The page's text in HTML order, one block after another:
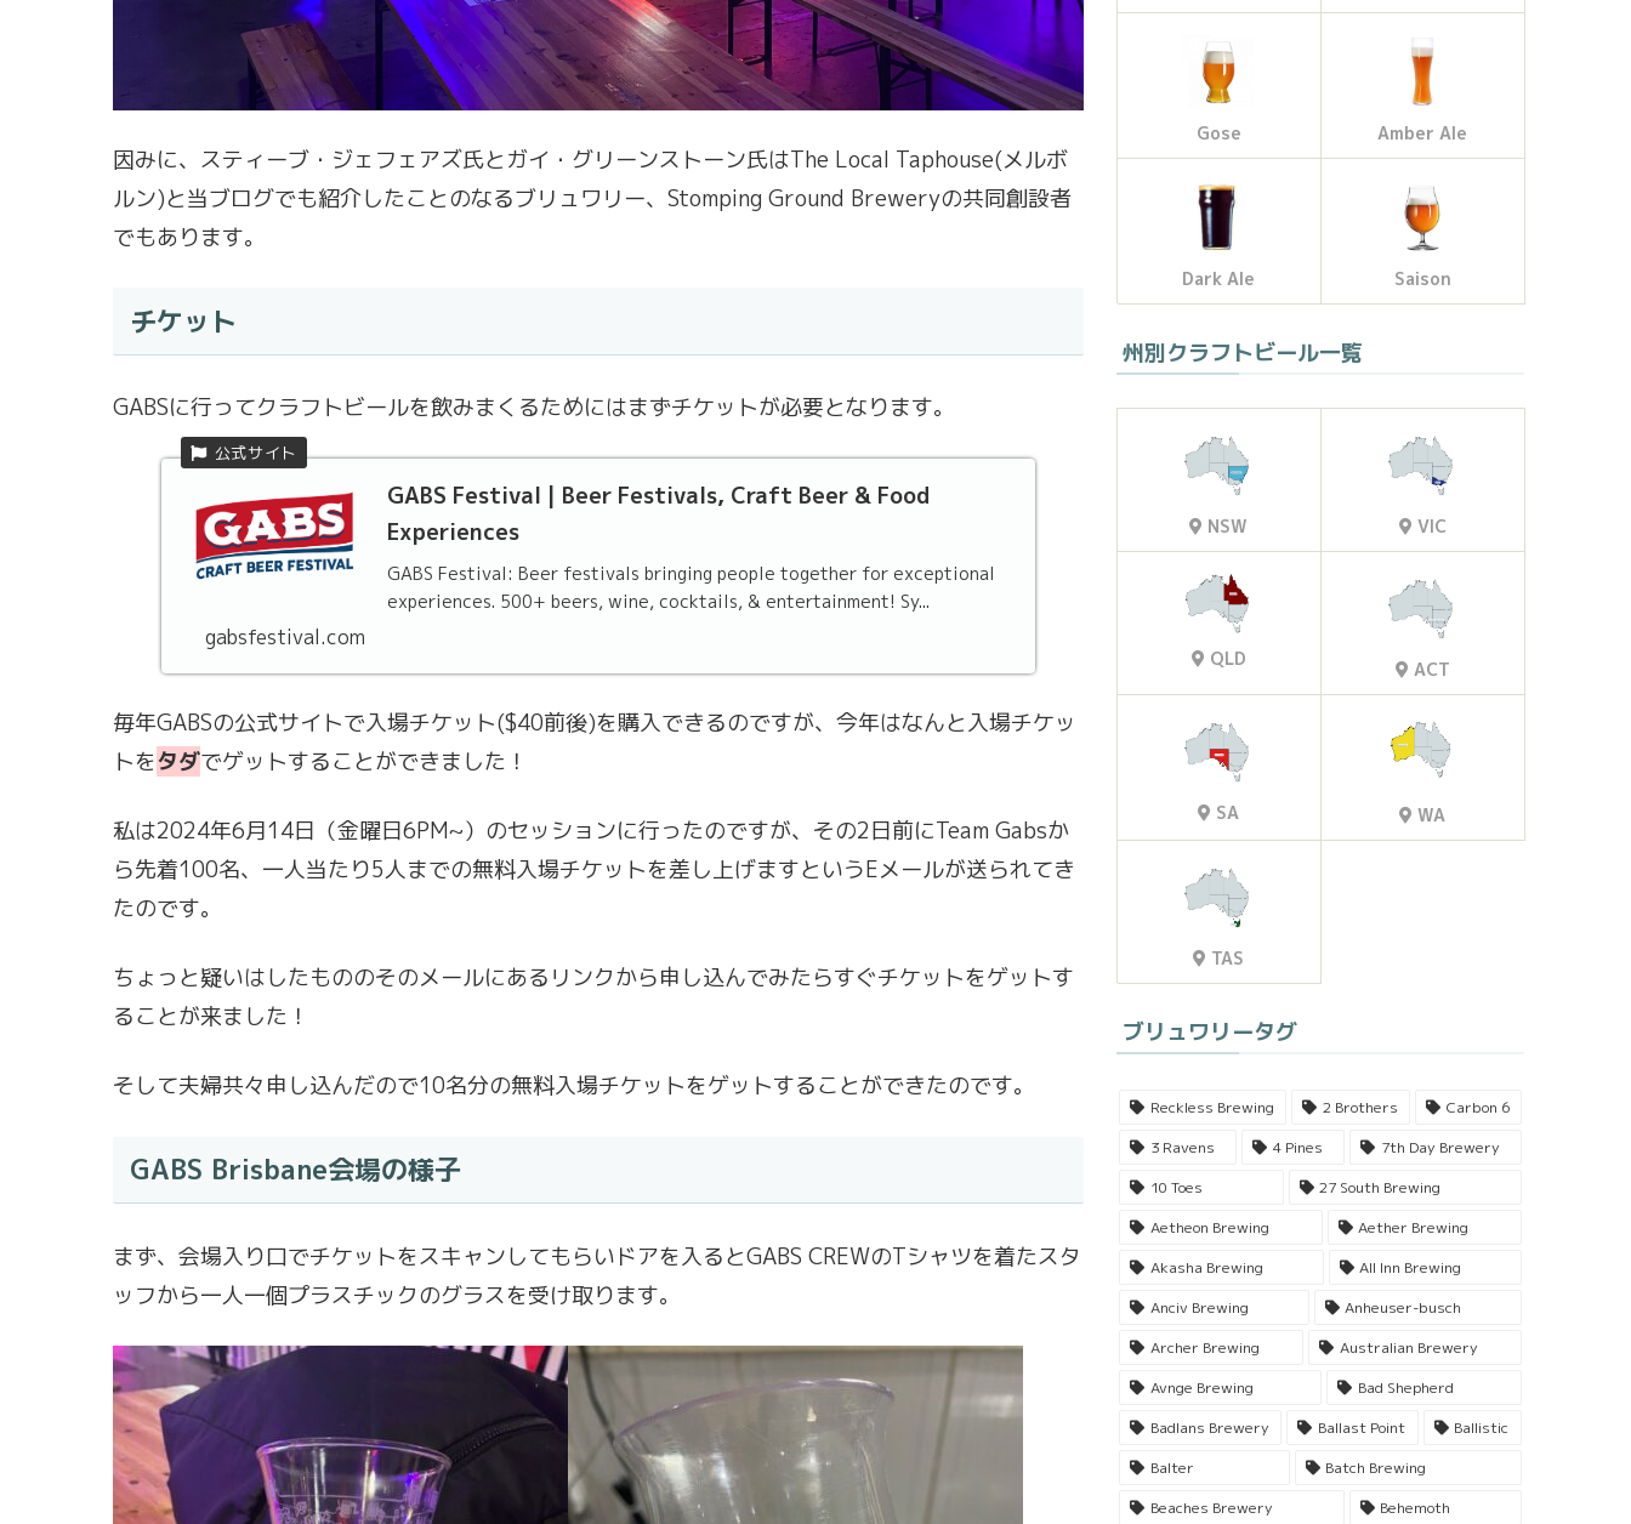
因みに、スティーブ・ジェフェアズ氏とガイ・グリーンストーン氏はThe Local Taphouse(メルボ
ルン)と当ブログでも紹介したことのなるブリュワリー、Stomping Ground Breweryの共同創設者
でもあります。
チケット
GABSに行ってクラフトビールを飲みまくるためにはまずチケットが必要となります。
GABS Festival | Beer Festivals, Craft Beer & Food
Experiences
GABS Festival: Beer festivals bringing people together for exceptional
experiences. 500+ beers, wine, cocktails, & entertainment! Sy...
gabsfestival.com
毎年GABSの公式サイトで入場チケット($40前後)を購入できるのですが、今年はなんと入場チケッ
トをタダでゲットすることができました！
私は2024年6月14日（金曜日6PM~）のセッションに行ったのですが、その2日前にTeam Gabsか
ら先着100名、一人当たり5人までの無料入場チケットを差し上げますというEメールが送られてき
たのです。
ちょっと疑いはしたもののそのメールにあるリンクから申し込んでみたらすぐチケットをゲットす
ることが来ました！
そして夫婦共々申し込んだので10名分の無料入場チケットをゲットすることができたのです。
GABS Brisbane会場の様子
まず、会場入り口でチケットをスキャンしてもらいドアを入るとGABS CREWのTシャツを着たスタ
ッフから一人一個プラスチックのグラスを受け取ります。
Gose Amber Ale
Dark Ale Saison
州別クラフトビール一覧
NSW VIC
QLD ACT
SA WA
TAS
ブリュワリータグ
Reckless Brewing 2 Brothers
Carbon 6
3 Ravens
4 Pines
7th Day Brewery
10 Toes
27 South Brewing
Aetheon Brewing
Aether Brewing
Akasha Brewing
All Inn Brewing
Anciv Brewing
Anheuser-busch
Archer Brewing
Australian Brewery
Avnge Brewing
Bad Shepherd
Badlans Brewery
Ballast Point
Ballistic
Balter
Batch Brewing
Beaches Brewery
Behemoth